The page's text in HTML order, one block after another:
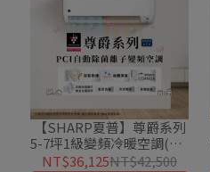
【SHARP夏普】尊爵系列
5-7坪1級變頻冷暖空調(AY-
36DAMH-W/AE-36DAMH)
NT$36,125NT$42,500